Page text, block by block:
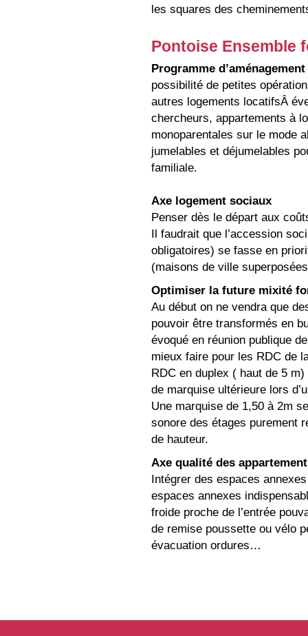
les squares des
Pontoise Ensemble
Programme d’aménagement
possibilité de petites
autres logements locatifsÂ
chercheurs, appartements à
monoparentales sur le mode
jumelables et déjumelables
familiale.
Axe logement sociaux
Penser dès le départ aux
Il faudrait que l’accession
obligatoires) se fasse en
(maisons de ville
Optimiser la future mixité
Au début on ne vendra que
pouvoir être transformés en
évoqué en réunion publique
mieux faire pour les RDC de
RDC en duplex ( haut de 5
de marquise ultérieure lors
Une marquise de 1,50 à 2m
sonore des étages purement
de hauteur.
Axe qualité des
Intégrer des espaces
espaces annexes
froide proche de l’entrée
de remise poussette ou vélo
évacuation ordures…